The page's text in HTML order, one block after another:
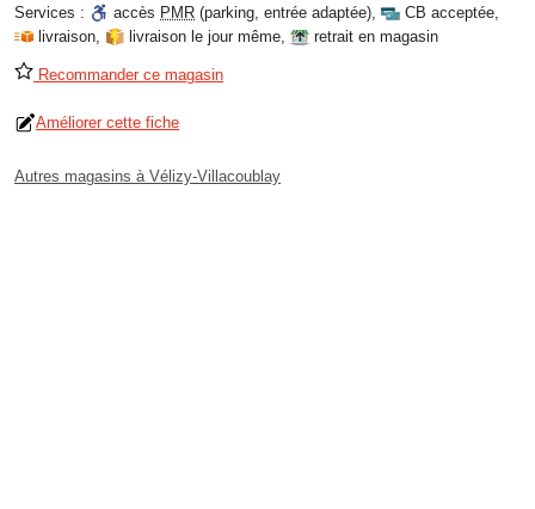
Services :
accès PMR (parking, entrée adaptée), CB acceptée,
livraison, livraison le jour même, retrait en magasin
Recommander ce magasin
Améliorer cette fiche
Autres magasins à Vélizy-Villacoublay